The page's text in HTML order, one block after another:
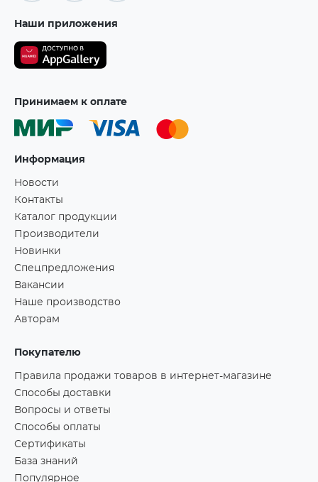
Наши приложения
Принимаем к оплате
Информация
Новости
Контакты
Каталог продукции
Производители
Новинки
Спецпредложения
Вакансии
Наше производство
Авторам
Покупателю
Правила продажи товаров в интернет-магазине
Способы доставки
Вопросы и ответы
Способы оплаты
Сертификаты
База знаний
Популярное